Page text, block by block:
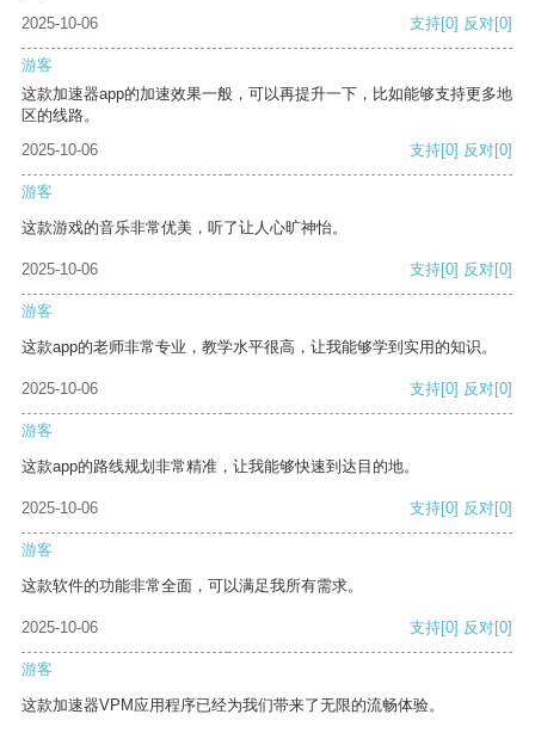
2025-10-06
支持[0] 反对[0]
游客
这款加速器app的加速效果一般，可以再提升一下，比如能够支持更多地
区的线路。
2025-10-06
支持[0] 反对[0]
游客
这款游戏的音乐非常优美，听了让人心旷神怡。
2025-10-06 支持[0] 反对[0]
游客
这款app的老师非常专业，教学水平很高，让我能够学到实用的知识。
2025-10-06 支持[0] 反对[0]
游客
这款app的路线规划非常精准，让我能够快速到达目的地。
2025-10-06 支持[0] 反对[0]
游客
这款软件的功能非常全面，可以满足我所有需求。
2025-10-06 支持[0] 反对[0]
游客
这款加速器VPM应用程序已经为我们带来了无限的流畅体验。